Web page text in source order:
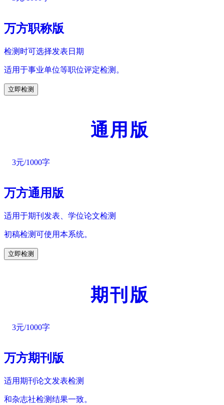
万方职称版
检测时可选择发表日期
适用于事业单位等职位评定检测。
立即检测
通用版
3元/1000字
万方通用版
适用于期刊发表、学位论文检测
初稿检测可使用本系统。
立即检测
期刊版
3元/1000字
万方期刊版
适用期刊论文发表检测
和杂志社检测结果一致。